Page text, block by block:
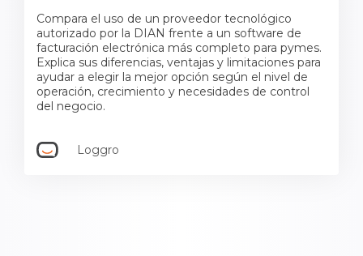
Compara el uso de un proveedor tecnológico
autorizado por la DIAN frente a un software de
facturación electrónica más completo para pymes.
Explica sus diferencias, ventajas y limitaciones para
ayudar a elegir la mejor opción según el nivel de
operación, crecimiento y necesidades de control
del negocio.
Loggro